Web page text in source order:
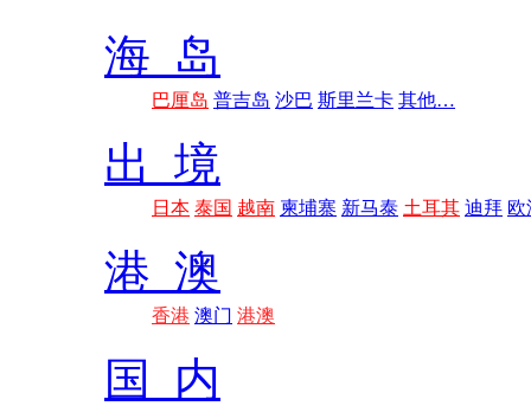
海 岛
巴厘岛 普吉岛 沙巴 斯里兰卡 其他…
出 境
日本 泰国 越南 柬埔寨 新马泰 土耳其 迪拜 欧
港 澳
香港 澳门 港澳
国 内